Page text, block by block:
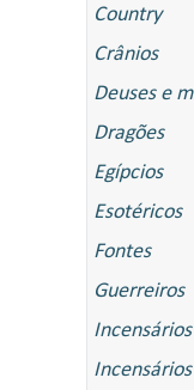
Country
Crânios
Deuses e
Dragões
Egípcios
Esotéricos
Fontes
Guerreiros
Incensários